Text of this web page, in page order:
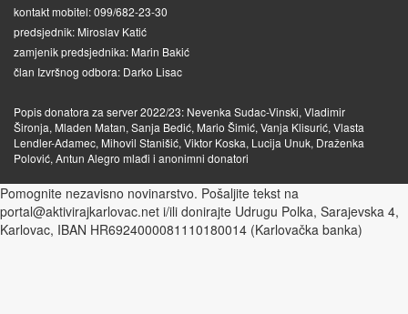
kontakt mobitel: 099/682-23-30
predsjednik: Miroslav Katić
zamjenik predsjednika: Marin Bakić
član Izvršnog odbora: Darko Lisac
Popis donatora za server 2022/23: Nevenka Sudac-Vinski, Vladimir
Šironja, Mladen Matan, Sanja Bedić, Mario Šimić, Vanja Klisurić, Vlasta
Lendler-Adamec, Mihovil Stanišić, Viktor Koska, Lucija Unuk, Draženka
Polović, Antun Alegro mlađi i anonimni donatori
Pomognite nezavisno novinarstvo. Pošaljite tekst na
portal@aktivirajkarlovac.net i/ili donirajte Udrugu Polka, Sarajevska 4,
Karlovac, IBAN HR6924000081110180014 (Karlovačka banka)